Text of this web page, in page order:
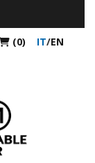
(0) IT/EN